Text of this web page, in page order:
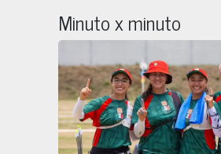
Minuto x minuto